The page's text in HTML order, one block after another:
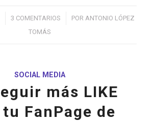
3 COMENTARIOS
/ POR ANTONIO LÓPEZ
TOMÁS
SOCIAL MEDIA
más LIKE
FanPage de